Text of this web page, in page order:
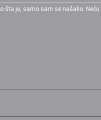
šta je, samo sam se našalio.